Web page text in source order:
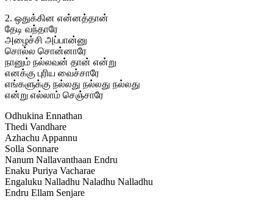
2. ஒதுக்கின என்னத்தான்
தேடி வந்தாரே
அழைச்சி அப்பான்னு
சொல்ல சொன்னாரே
நானும் நல்லவன் தான் என்று
எனக்கு புரிய வைச்சாரே
எங்களுக்கு நல்லது நல்லது நல்லது
என்று எல்லாம் செஞ்சாரே
Odhukina Ennathan
Thedi Vandhare
Azhachu Appannu
Solla Sonnare
Nanum Nallavanthaan Endru
Enaku Puriya Vacharae
Engaluku Nalladhu Naladhu Nalladhu
Endru Ellam Senjare